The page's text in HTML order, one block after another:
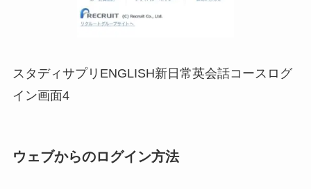
スタディサプリENGLISH新日常英会話コースログ
イン画面4
ウェブからのログイン方法